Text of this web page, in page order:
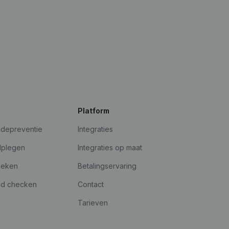
checken
Platform
Integraties
Integraties op maat
Betalingservaring
Contact
Tarieven